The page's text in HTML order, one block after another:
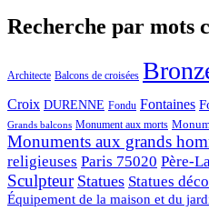
Recherche par mots
Architecte Balcons de croisées
Croix DURENNE Fondu Fontaines
Grands balcons Monument aux morts
Monuments aux grands
religieuses Paris 75020 Père-
Sculpteur Statues Statues
Équipement de la maison et du